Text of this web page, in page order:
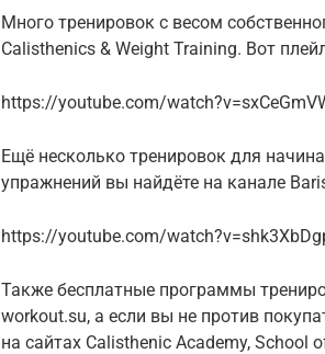
Много тренировок с весом
Calisthenics & Weight Training. Вот
https://youtube.com/
Ещё несколько тренировок для
упражнений вы найдёте на канале
https://youtube.com/
Также бесплатные программы
workout.su, а если вы не против
на сайтах Calisthenic Academy, School